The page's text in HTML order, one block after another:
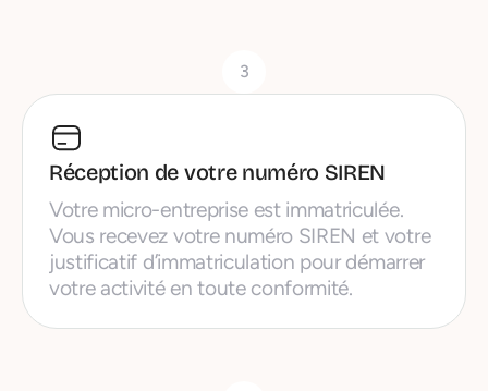
3
Réception de votre numéro SIREN
Votre micro-entreprise est immatriculée.
Vous recevez votre numéro SIREN et votre
justificatif d’immatriculation pour démarrer
votre activité en toute conformité.